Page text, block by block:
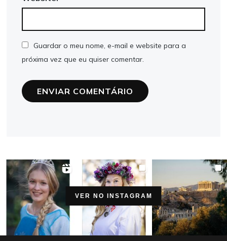
Guardar o meu nome, e-mail e website para a
próxima vez que eu quiser comentar.
VER NO INSTAGRAM